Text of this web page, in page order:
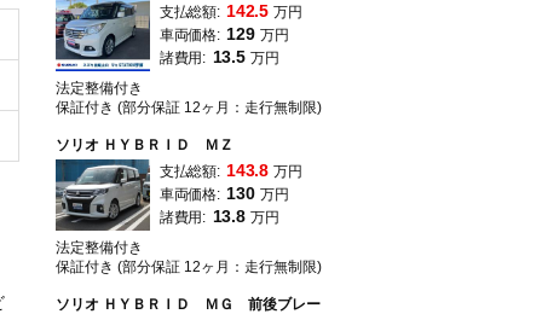
支払総額: 142.5 万円
車両価格: 129 万円
諸費用: 13.5 万円
法定整備付き
保証付き (部分保証 12ヶ月：走行無制限)
ソリオ ＨＹＢＲＩＤ ＭＺ
支払総額: 143.8 万円
車両価格: 130 万円
諸費用: 13.8 万円
法定整備付き
保証付き (部分保証 12ヶ月：走行無制限)
ソリオ ＨＹＢＲＩＤ ＭＧ 前後ブレー